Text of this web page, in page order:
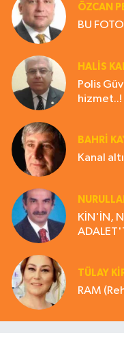
ÖZCAN
BU
HALIS
Polis
hizmet..!
BAHRI
Kanal
KİN'İN,
TÜLAY